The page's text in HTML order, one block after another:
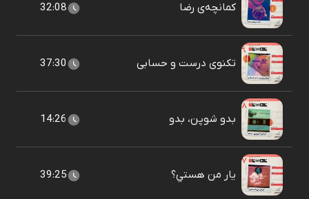
کمانچه‌ی رضا 32:08
تکنوی درست و حسابی 37:30
بدو شوپن، بدو 14:26
يار من هستي؟ 39:25